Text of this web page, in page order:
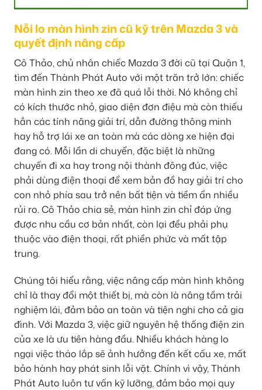
Nỗi lo màn hình zin cũ kỹ trên Mazda 3 và
quyết định nâng cấp
Cô Thảo, chủ nhân chiếc Mazda 3 đời cũ tại Quận 1,
tìm đến Thành Phát Auto với một trăn trở lớn: chiếc
màn hình zin theo xe đã quá lỗi thời. Nó không chỉ
có kích thước nhỏ, giao diện đơn điệu mà còn thiếu
hẳn các tính năng giải trí, dẫn đường thông minh
hay hỗ trợ lái xe an toàn mà các dòng xe hiện đại
đang có. Mỗi lần di chuyển, đặc biệt là những
chuyến đi xa hay trong nội thành đông đúc, việc
phải dùng điện thoại để xem bản đồ hay giải trí cho
con nhỏ phía sau trở nên bất tiện và tiềm ẩn nhiều
rủi ro. Cô Thảo chia sẻ, màn hình zin chỉ đáp ứng
được nhu cầu cơ bản nhất, còn lại đều phải phụ
thuộc vào điện thoại, rất phiền phức và mất tập
trung.
Chúng tôi hiểu rằng, việc nâng cấp màn hình không
chỉ là thay đổi một thiết bị, mà còn là nâng tầm trải
nghiệm lái, đảm bảo an toàn và tiện nghi cho cả gia
đình. Với Mazda 3, việc giữ nguyên hệ thống điện zin
của xe là ưu tiên hàng đầu. Nhiều khách hàng lo
ngại việc tháo lắp sẽ ảnh hưởng đến kết cấu xe, mất
bảo hành hay phát sinh lỗi vặt. Chính vì vậy, Thành
Phát Auto luôn tư vấn kỹ lưỡng, đảm bảo mọi quy